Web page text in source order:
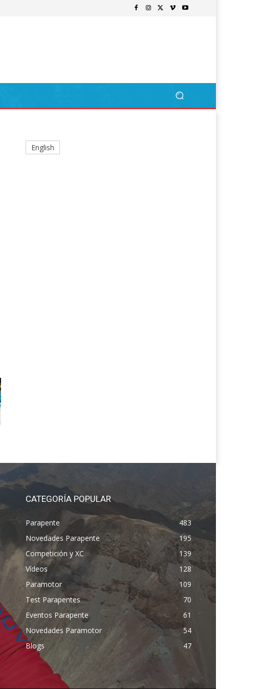
English
CATEGORÍA POPULAR
Parapente
483
Novedades Parapente
195
Competición y XC
139
Vídeos
128
Paramotor
109
Test Parapentes
70
Eventos Parapente
61
Novedades Paramotor
54
Blogs
47